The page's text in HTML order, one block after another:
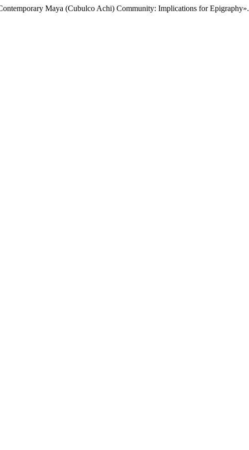
Maya (Cubulco Achi) Community: Implications for Epigraphy».